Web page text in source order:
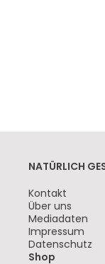
NATÜRLICH
Navigation
überspringen
Kontakt
Über uns
Mediadaten
Impressum
Datenschutz
Shop